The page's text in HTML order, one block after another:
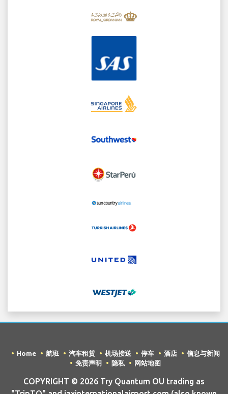
Home 航班 汽车租赁 机场接送 停车 酒店
信息与新闻
免责声明
隐私 网站地图
COPYRIGHT © 2026 Try Quantum OU trading as